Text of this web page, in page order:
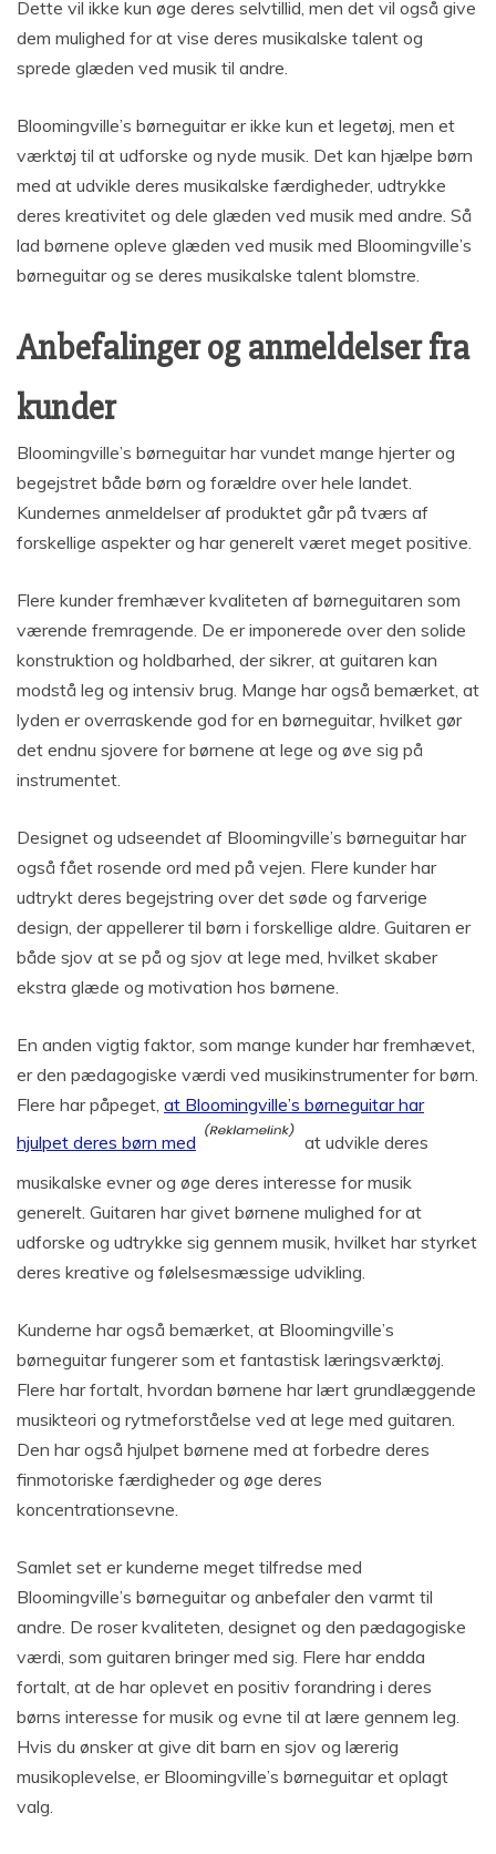
Dette vil ikke kun øge deres selvtillid, men det vil også give
dem mulighed for at vise deres musikalske talent og
sprede glæden ved musik til andre.
Bloomingville’s børneguitar er ikke kun et legetøj, men et
værktøj til at udforske og nyde musik. Det kan hjælpe børn
med at udvikle deres musikalske færdigheder, udtrykke
deres kreativitet og dele glæden ved musik med andre. Så
lad børnene opleve glæden ved musik med Bloomingville’s
børneguitar og se deres musikalske talent blomstre.
Anbefalinger og anmeldelser fra
kunder
Bloomingville’s børneguitar har vundet mange hjerter og
begejstret både børn og forældre over hele landet.
Kundernes anmeldelser af produktet går på tværs af
forskellige aspekter og har generelt været meget positive.
Flere kunder fremhæver kvaliteten af børneguitaren som
værende fremragende. De er imponerede over den solide
konstruktion og holdbarhed, der sikrer, at guitaren kan
modstå leg og intensiv brug. Mange har også bemærket, at
lyden er overraskende god for en børneguitar, hvilket gør
det endnu sjovere for børnene at lege og øve sig på
instrumentet.
Designet og udseendet af Bloomingville’s børneguitar har
også fået rosende ord med på vejen. Flere kunder har
udtrykt deres begejstring over det søde og farverige
design, der appellerer til børn i forskellige aldre. Guitaren er
både sjov at se på og sjov at lege med, hvilket skaber
ekstra glæde og motivation hos børnene.
En anden vigtig faktor, som mange kunder har fremhævet,
er den pædagogiske værdi ved musikinstrumenter for børn.
Flere har påpeget, at Bloomingville’s børneguitar har
hjulpet deres børn med
at udvikle deres
musikalske evner og øge deres interesse for musik
generelt. Guitaren har givet børnene mulighed for at
udforske og udtrykke sig gennem musik, hvilket har styrket
deres kreative og følelsesmæssige udvikling.
Kunderne har også bemærket, at Bloomingville’s
børneguitar fungerer som et fantastisk læringsværktøj.
Flere har fortalt, hvordan børnene har lært grundlæggende
musikteori og rytmeforståelse ved at lege med guitaren.
Den har også hjulpet børnene med at forbedre deres
finmotoriske færdigheder og øge deres
koncentrationsevne.
Samlet set er kunderne meget tilfredse med
Bloomingville’s børneguitar og anbefaler den varmt til
andre. De roser kvaliteten, designet og den pædagogiske
værdi, som guitaren bringer med sig. Flere har endda
fortalt, at de har oplevet en positiv forandring i deres
børns interesse for musik og evne til at lære gennem leg.
Hvis du ønsker at give dit barn en sjov og lærerig
musikoplevelse, er Bloomingville’s børneguitar et oplagt
valg.